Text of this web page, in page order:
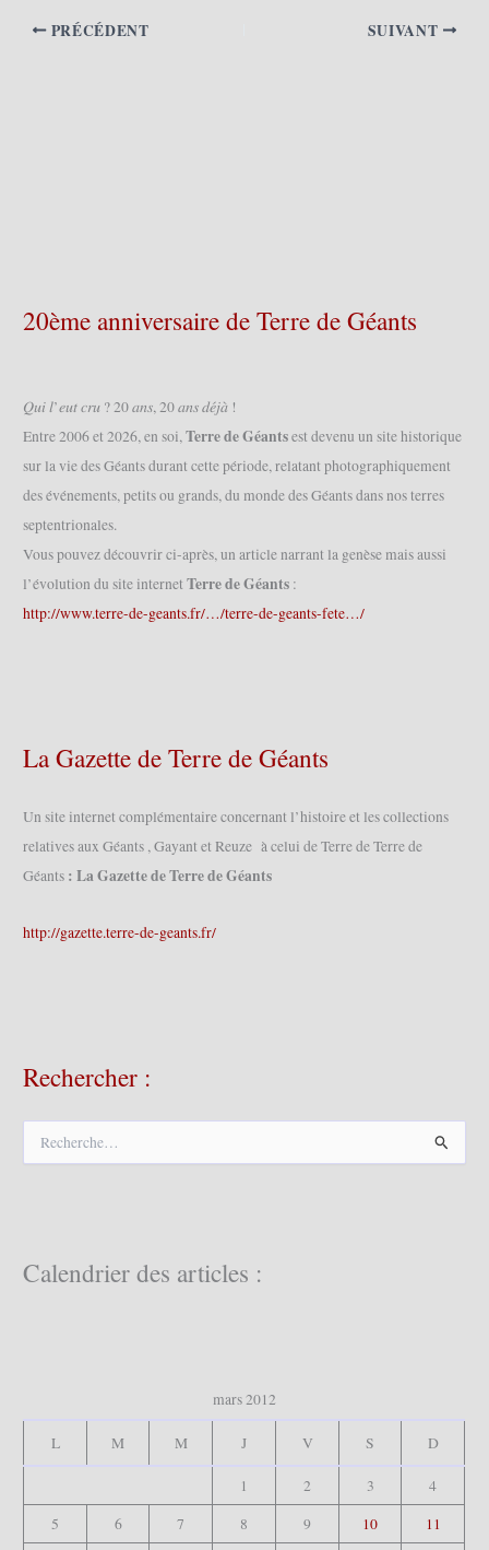
PRÉCÉDENT SUIVANT
20ème anniversaire de Terre de Géants
𝑄𝑢𝑖 𝑙’𝑒𝑢𝑡 𝑐𝑟𝑢 ? 20 𝑎𝑛𝑠, 20 𝑎𝑛𝑠 𝑑𝑒́𝑗𝑎̀ !
Entre 2006 et 2026, en soi,Terre de Géantsest devenu un site historique
sur la vie des Géants durant cette période, relatant photographiquement
des événements, petits ou grands, du monde des Géants dans nos terres
septentrionales.
Vous pouvez découvrir ci-après, un article narrant la genèse mais aussi
l’évolution du site internet Terre de Géants :
http://www.terre-de-geants.fr/…/terre-de-geants-fete…/
La Gazette de Terre de Géants
Un site internet complémentaire concernant l’histoire et les collections
relatives aux Géants , Gayant et Reuze à celui de Terre de Terre de
Géants : La Gazette de Terre de Géants
http://gazette.terre-de-geants.fr/
Rechercher :
c
h
Calendrier des articles :
mars 2012
L M M J V S D
1 2 3
4
5
6 7 8 9 10
11